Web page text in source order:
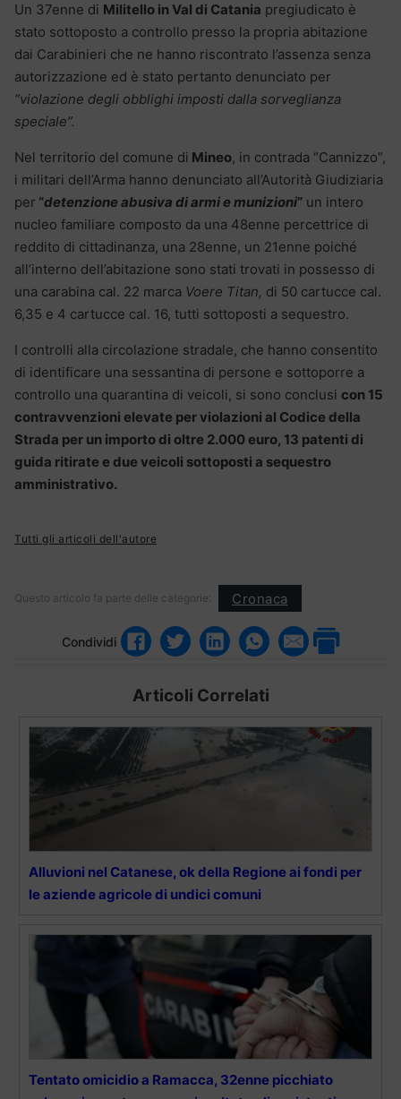
Un 37enne di Militello in Val di Catania pregiudicato è
stato sottoposto a controllo presso la propria abitazione
dai Carabinieri che ne hanno riscontrato l’assenza senza
autorizzazione ed è stato pertanto denunciato per
“violazione degli obblighi imposti dalla sorveglianza
speciale”.
Nel territorio del comune di Mineo, in contrada “Cannizzo”,
i militari dell’Arma hanno denunciato all’Autorità Giudiziaria
per “detenzione abusiva di armi e munizioni” un intero
nucleo familiare composto da una 48enne percettrice di
reddito di cittadinanza, una 28enne, un 21enne poiché
all’interno dell’abitazione sono stati trovati in possesso di
una carabina cal. 22 marca Voere Titan, di 50 cartucce cal.
6,35 e 4 cartucce cal. 16, tutti sottoposti a sequestro.
I controlli alla circolazione stradale, che hanno consentito
di identificare una sessantina di persone e sottoporre a
controllo una quarantina di veicoli, si sono conclusi con 15
contravvenzioni elevate per violazioni al Codice della
Strada per un importo di oltre 2.000 euro, 13 patenti di
guida ritirate e due veicoli sottoposti a sequestro
amministrativo.
Tutti gli articoli dell'autore
Questo articolo fa parte delle categorie: Cronaca
Condividi
Articoli Correlati
Alluvioni nel Catanese, ok della Regione ai fondi per
le aziende agricole di undici comuni
Tentato omicidio a Ramacca, 32enne picchiato